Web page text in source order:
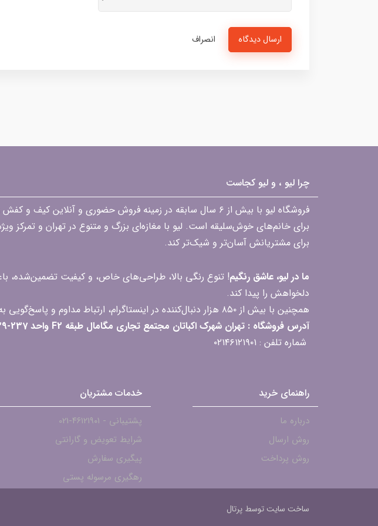
ارسال دیدگاه انصراف
چرا لیو ، و لیو کجاست
فروشگاه لیو با بیش از ۶ سال سابقه در زمینه فروش حضوری و
برای خانم‌های خوش‌سلیقه است. لیو با مغازه‌ای بزرگ و متنوع در تهران و
برای مشتریانش آسان‌تر و شیک‌تر کند.
ما در لیو، عاشق رنگیم! تنوع رنگی بالا، طراحی‌های خاص، و کیفیت تضمین‌شده،
دلخواهش را پیدا کند.
همچنین با بیش از ۸۵۰ هزار دنبال‌کننده در اینستاگرام، ارتباط مداوم و پاسخ‌گویی به سؤالات و بازخوردهای شما را یکی از افتخارات‌مان می‌دانیم
آدرس فروشگاه : تهران شهرک اکباتان مجتمع تجاری مگامال طبقه F2 واحد 237-239 ( فروشگاه لیو هپی)
شماره تلفن : ۰۲۱۴۶۱۲۱۹۰۱
راهنمای خرید
درباره ما
روش ارسال
روش پرداخت
خدمات مشتریان
پشتیبانی - ۴۶۱۲۱۹۰۱-021
شرایط تعویض و گارانتی
پیگیری سفارش
رهگیری مرسوله پستی
ساخت سایت توسط پرتال